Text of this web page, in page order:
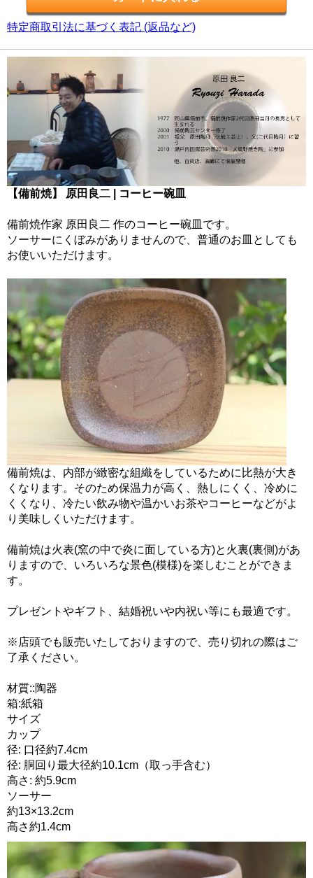
特定商取引法に基づく表記 (返品など)
【備前焼】 原田良二 | コーヒー碗皿
備前焼作家 原田良二 作のコーヒー碗皿です。
ソーサーにくぼみがありませんので、普通のお皿としても
お使いいただけます。
備前焼は、内部が緻密な組織をしているために比熱が大き
くなります。そのため保温力が高く、熱しにくく、冷めに
くくなり、冷たい飲み物や温かいお茶やコーヒーなどがよ
り美味しくいただけます。
備前焼は火表(窯の中で炎に面している方)と火裏(裏側)があ
りますので、いろいろな景色(模様)を楽しむことができま
す。
プレゼントやギフト、結婚祝いや内祝い等にも最適です。
※店頭でも販売いたしておりますので、売り切れの際はご
了承ください。
材質::陶器
箱:紙箱
サイズ
カップ
径: 口径約7.4cm
径: 胴回り最大径約10.1cm（取っ手含む）
高さ: 約5.9cm
ソーサー
約13×13.2cm
高さ約1.4cm